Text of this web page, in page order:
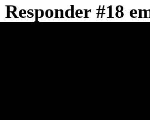
Responder #18